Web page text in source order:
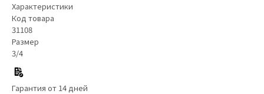
Характеристики
Код товара
31108
Размер
3/4
Гарантия от 14 дней